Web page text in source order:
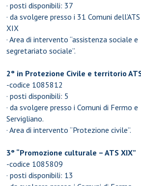
· posti disponibili: 37
· da svolgere presso i 31 Comuni dell’ATS
XIX
· Area di intervento “assistenza sociale e
segretariato sociale”.
2° in Protezione Civile e territorio
-codice 1085812
· posti disponibili: 5
· da svolgere presso i Comuni di Fermo e
Servigliano.
· Area di intervento “Protezione civile”.
3° “Promozione culturale – ATS XIX”
-codice 1085809
· posti disponibili: 13